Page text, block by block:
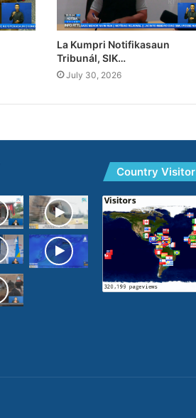
La Kumpri Notifikasaun
Tribunál, SIK…
July 30, 2026
Country Visitor